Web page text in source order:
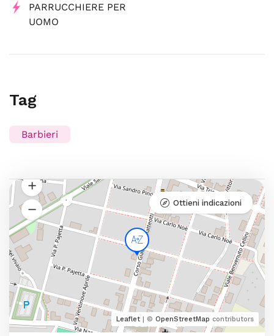
PARRUCCHIERE PER
UOMO
Tag
Barbieri
Leaflet | © OpenStreetMap contributors
Ottieni indicazioni